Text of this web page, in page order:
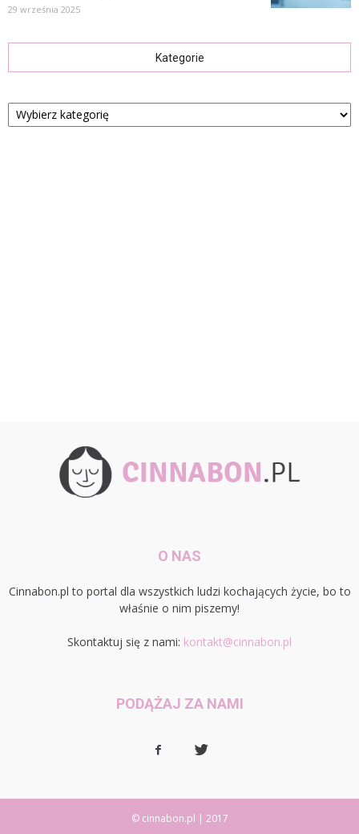
29 września 2025
Kategorie
Kategorie
O NAS
Cinnabon.pl to portal dla wszystkich ludzi kochających życie, bo to
właśnie o nim piszemy!
Skontaktuj się z nami: kontakt@cinnabon.pl
PODĄŻAJ ZA NAMI
© cinnabon.pl | 2017